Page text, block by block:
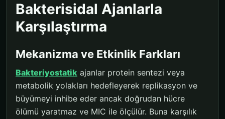
Bakterisidal Ajanlarla
Karşılaştırma
Mekanizma ve Etkinlik Farkları
Bakteriyostatik ajanlar protein sentezi veya
metabolik yolakları hedefleyerek replikasyon ve
büyümeyi inhibe eder ancak doğrudan hücre
ölümü yaratmaz ve MIC ile ölçülür. Buna karşılık